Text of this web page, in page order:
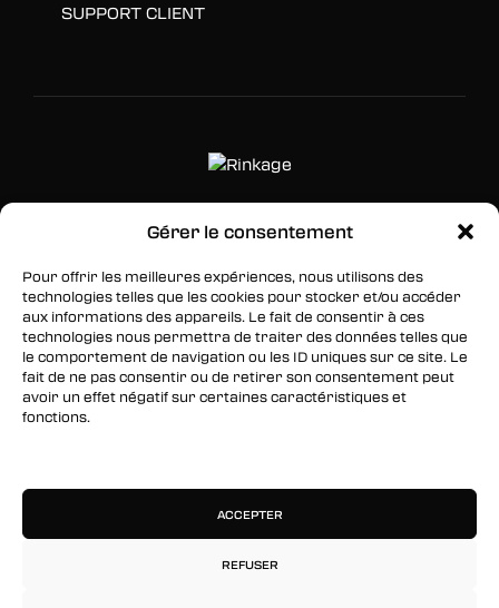
Gérer le consentement
Pour offrir les meilleures expériences, nous utilisons des
technologies telles que les cookies pour stocker et/ou accéder
aux informations des appareils. Le fait de consentir à ces
technologies nous permettra de traiter des données telles que
le comportement de navigation ou les ID uniques sur ce site. Le
fait de ne pas consentir ou de retirer son consentement peut
avoir un effet négatif sur certaines caractéristiques et
fonctions.
ACCEPTER
REFUSER
SUPPORT CLIENT
SUIVEZ-NOUS
Facebook
Twitter
Instagram
arrivages, des ventes, du contenu exclusif, des
événements et plus encore !